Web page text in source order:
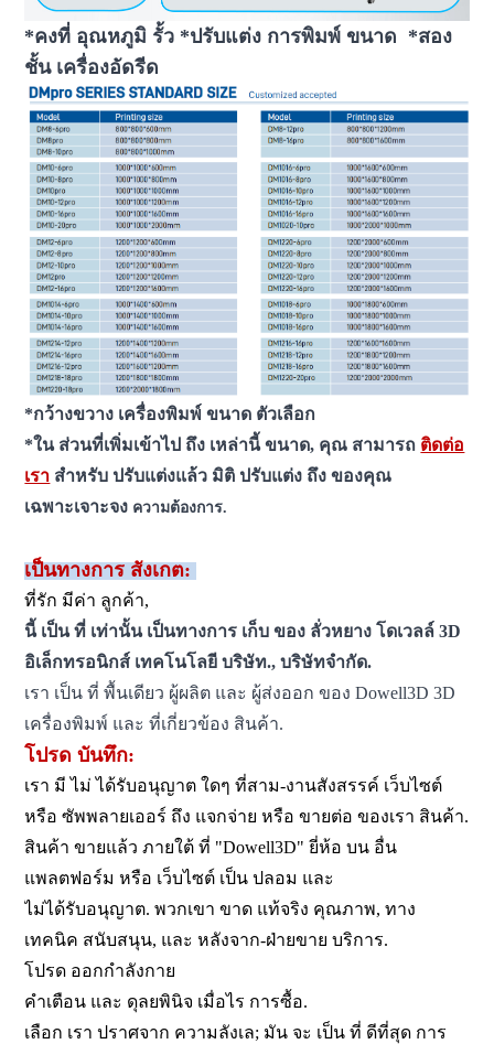
*คงที่ อุณหภูมิ รั้ว *ปรับแต่ง การพิมพ์ ขนาด *สอง
ชั้น เครื่องอัดรีด
*กว้างขวาง เครื่องพิมพ์ ขนาด ตัวเลือก
*ใน ส่วนที่เพิ่มเข้าไป ถึง เหล่านี้ ขนาด, คุณ สามารถ ติดต่อ
เรา สำหรับ ปรับแต่งแล้ว มิติ ปรับแต่ง ถึง ของคุณ
เฉพาะเจาะจง ความต้องการ.
เป็นทางการ สังเกต:
ที่รัก มีค่า ลูกค้า,
นี้ เป็น ที่ เท่านั้น เป็นทางการ เก็บ ของ ลั่วหยาง โดเวลล์ 3D
อิเล็กทรอนิกส์ เทคโนโลยี บริษัท., บริษัทจำกัด.
เรา เป็น ที่ พื้นเดียว ผู้ผลิต และ ผู้ส่งออก ของ Dowell3D 3D
เครื่องพิมพ์ และ ที่เกี่ยวข้อง สินค้า.
โปรด บันทึก:
เรา มี ไม่ ได้รับอนุญาต ใดๆ ที่สาม-งานสังสรรค์ เว็บไซต์
หรือ ซัพพลายเออร์ ถึง แจกจ่าย หรือ ขายต่อ ของเรา สินค้า.
สินค้า ขายแล้ว ภายใต้ ที่ "Dowell3D" ยี่ห้อ บน อื่น
แพลตฟอร์ม หรือ เว็บไซต์ เป็น ปลอม และ
ไม่ได้รับอนุญาต. พวกเขา ขาด แท้จริง คุณภาพ, ทาง
เทคนิค สนับสนุน, และ หลังจาก-ฝ่ายขาย บริการ.
โปรด ออกกำลังกาย
คำเตือน และ ดุลยพินิจ เมื่อไร การซื้อ.
เลือก เรา ปราศจาก ความลังเล; มัน จะ เป็น ที่ ดีที่สุด การ